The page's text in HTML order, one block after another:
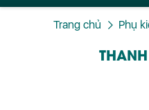
Trang chủ Phụ